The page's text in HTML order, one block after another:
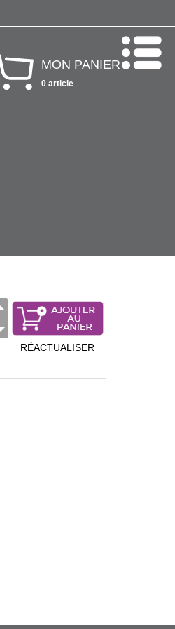
MON PANIER
0 article
RÉACTUALISER